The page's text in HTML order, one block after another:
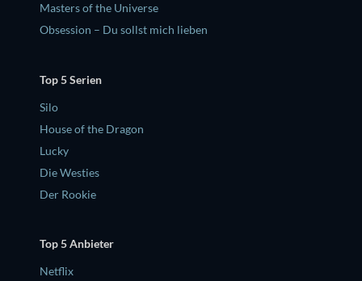
Masters of the Universe
Obsession – Du sollst mich lieben
Top 5 Serien
Silo
House of the Dragon
Lucky
Die Westies
Der Rookie
Top 5 Anbieter
Netflix